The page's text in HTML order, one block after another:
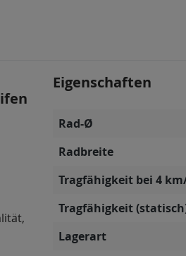
Eigenschaften
Rad-Ø
Radbreite
Tragfähigkeit bei 4
Tragfähigkeit
Lagerart